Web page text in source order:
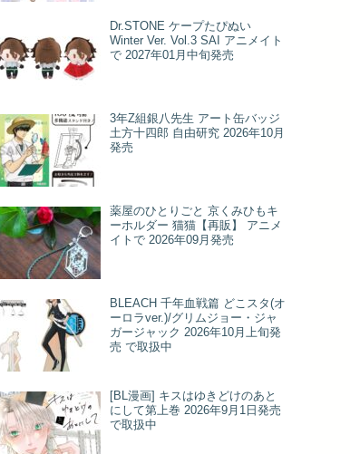
Dr.STONE ケープたぴぬい
Winter Ver. Vol.3 SAI アニメイト
で 2027年01月中旬発売
3年Z組銀八先生 アート缶バッジ
土方十四郎 自由研究 2026年10月
発売
薬屋のひとりごと 京くみひもキ
ーホルダー 猫猫【再販】 アニメ
イトで 2026年09月発売
BLEACH 千年血戦篇 どこスタ(オ
ーロラver.)/グリムジョー・ジャ
ガージャック 2026年10月上旬発
売 で取扱中
[BL漫画] キスはゆきどけのあと
にして第上巻 2026年9月1日発売
で取扱中